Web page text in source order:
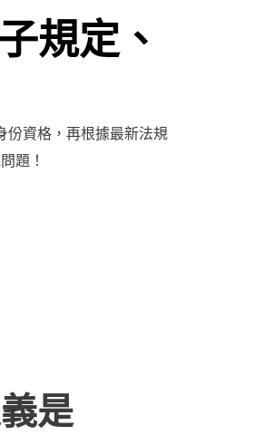
規定、
份資格，再根據最新法規
題！
是